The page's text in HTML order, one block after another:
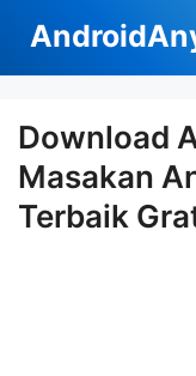
isi
Download
Masakan
Terbaik